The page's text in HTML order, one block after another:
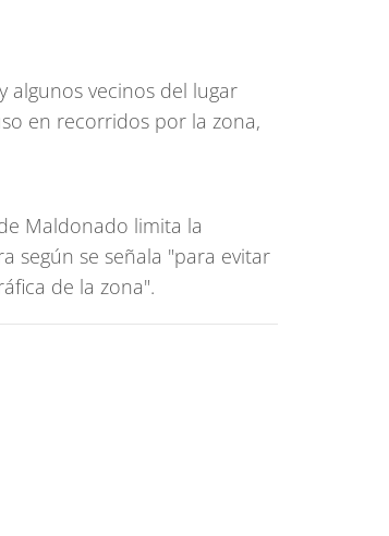
algunos vecinos del lugar
en recorridos por la zona,
Maldonado limita la
según se señala "para evitar
de la zona".